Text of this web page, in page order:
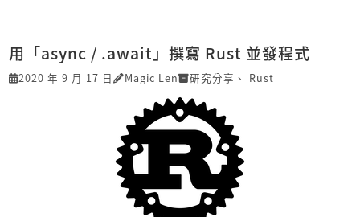
用「async / .await」撰寫 Rust 並發程式
2020 年 9 月 17 日 Magic Len 研究分享 、 Rust